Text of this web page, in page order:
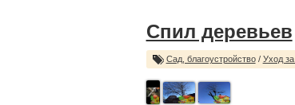
Спил деревьев
Сад, благоустройство/ Уход